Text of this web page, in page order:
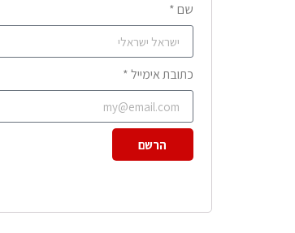
שם *
כתובת אימייל *
הרשם